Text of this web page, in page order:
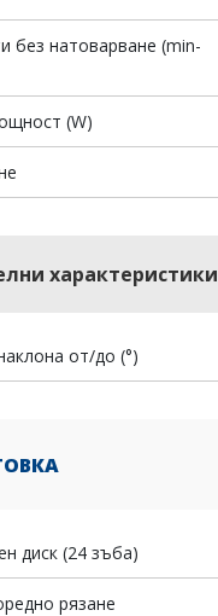
без натоварване (min-
(W)
характеристики
от/до (°)
диск (24 зъба)
рязане